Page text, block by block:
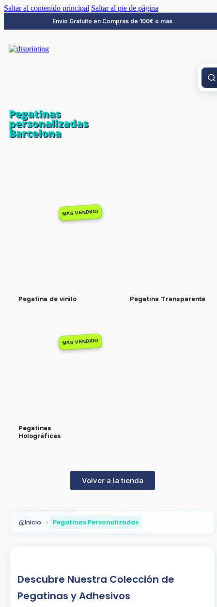
Saltar al contenido principal Saltar al pie de página
Envío Gratuito en Compras de 100€ o más
Pegatinas
personalizadas
Barcelona
MÁS VENDIDO
Pegatina de vinilo Pegatina Transparente
MÁS VENDIDO
Pegatinas
Holográficas
Volver a la tienda
Inicio Pegatinas Personalizadas
Descubre Nuestra Colección de
Pegatinas y Adhesivos